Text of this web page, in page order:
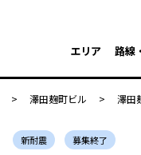
エリア 路線
> 澤田麹町ビル > 澤田
新耐震 募集終了